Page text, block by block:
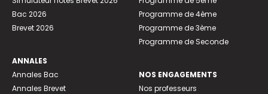
Bac 2026
Brevet 2026
ANNALES
Annales Bac
Annales Brevet
Programme de 4ème
Programme de 3ème
Programme de Seconde
NOS ENGAGEMENTS
Nos professeurs